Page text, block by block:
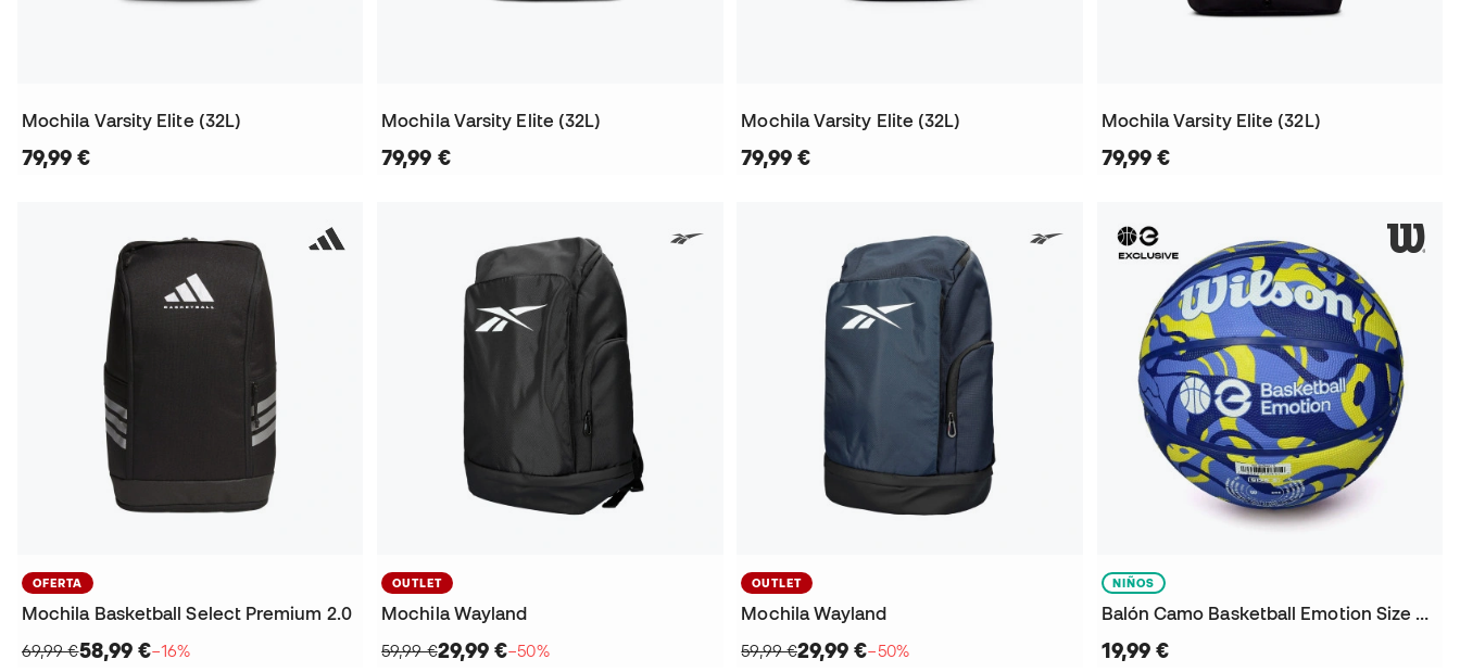
Mochila Varsity Elite (32L)
79,99 €
Mochila Varsity Elite (32L)
79,99 €
Mochila Varsity Elite (32L)
79,99 €
Mochila Varsity Elite (32L)
79,99 €
OFERTA
Mochila Basketball Select Premium 2.0
69,99 €58,99 €−16%
OUTLET
Mochila Wayland
59,99 €29,99 €−50%
OUTLET
Mochila Wayland
59,99 €29,99 €−50%
NIÑOS
Balón Camo Basketball Emotion Size 5 Niño
19,99 €